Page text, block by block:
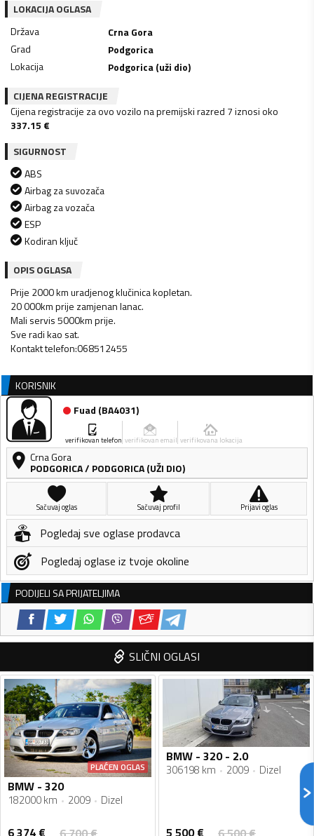
LOKACIJA OGLASA
Država
Crna Gora
Grad
Podgorica
Lokacija
Podgorica (uži dio)
CIJENA REGISTRACIJE
Cijena registracije za ovo vozilo na premijski razred 7 iznosi oko
337.15 €
SIGURNOST
ABS
Airbag za suvozača
Airbag za vozača
ESP
Kodiran ključ
OPIS OGLASA
Prije 2000 km uradjenog klučinica kopletan.
20 000km prije zamjenan lanac.
Mali servis 5000km prije.
Sve radi kao sat.
Kontakt telefon:068512455
KORISNIK
Fuad (BA4031)
verifikovan telefon verifikovan email verifikovana lokacija
Crna Gora
PODGORICA/ PODGORICA (UŽI DIO)
Sačuvaj oglas Sačuvaj profil Prijavi oglas
Pogledaj sve oglase prodavca
Pogledaj oglase iz tvoje okoline
PODIJELI SA PRIJATELJIMA
SLIČNI OGLASI
PLAĆEN OGLAS
BMW - 320
182000 km 2009 Dizel
BMW - 320 - 2.0
306198 km 2009 Dizel